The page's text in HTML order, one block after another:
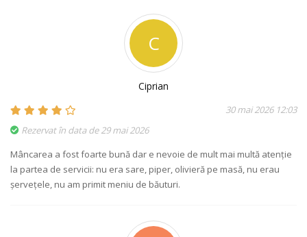
C
Ciprian
30 mai 2026 12:03
Rezervat în data de 29 mai 2026
Mâncarea a fost foarte bună dar e nevoie de mult mai multă atenție
la partea de servicii: nu era sare, piper, olivieră pe masă, nu erau
șervețele, nu am primit meniu de băuturi.